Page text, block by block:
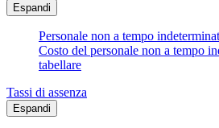
Espandi
Personale non a tempo
Costo del personale non a tempo
tabellare
Tassi di assenza
Espandi